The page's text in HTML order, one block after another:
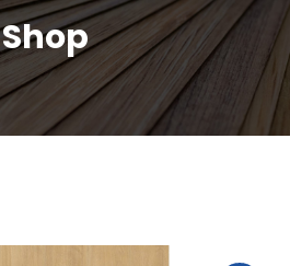
Shop